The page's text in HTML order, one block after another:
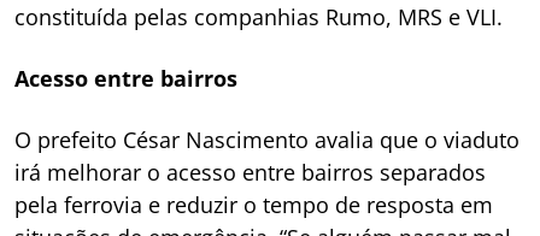
constituída pelas companhias Rumo, MRS e VLI.
Acesso entre bairros
O prefeito César Nascimento avalia que o viaduto
irá melhorar o acesso entre bairros separados
pela ferrovia e reduzir o tempo de resposta em